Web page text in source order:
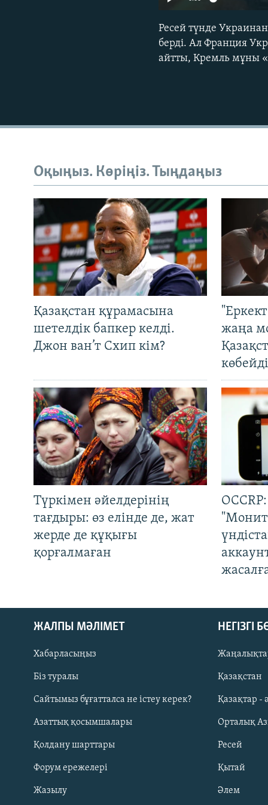
Русский
ЖАЗЫЛЫҢЫЗ
Ресей түнде
берді. Ал Франция
айтты, Кремль мұны
Оқыңыз. Көріңіз. Тыңдаңыз
Қазақстан құрамасына
шетелдік бапкер келді.
Джон ван’т Схип кім?
жаңа
Түркімен әйелдерінің
тағдыры: өз елінде де, жат
жерде де құқығы
қорғалмаған
ЖАЛПЫ МӘЛІМЕТ
Хабарласыңыз
Біз туралы
Сайтымыз бұғатталса не істеу керек?
Азаттық қосымшалары
Қолдану шарттары
Форум ережелері
Жазылу
НЕГІЗГІ
Қазақстан
Қазақтар -
Орталық
Ресей
Қытай
Әлем